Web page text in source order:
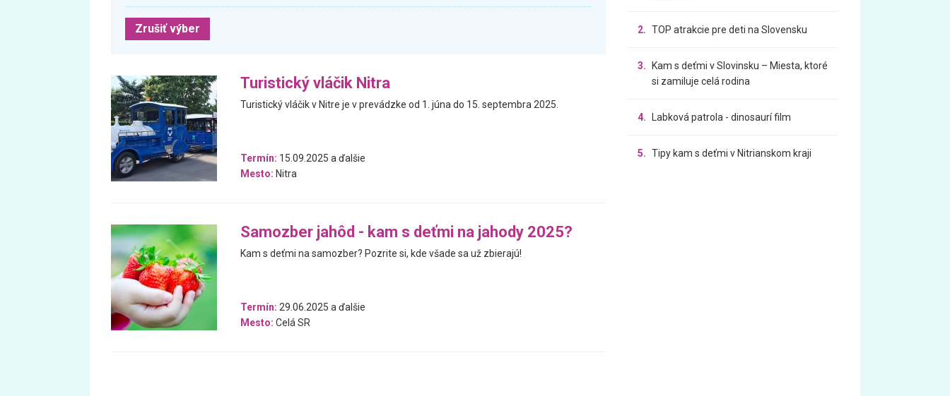
Zrušiť výber
Turistický vláčik Nitra
Turistický vláčik v Nitre je v prevádzke od 1. júna do 15. septembra 2025.
Termín: 15.09.2025 a ďalšie
Mesto: Nitra
Samozber jahôd - kam s deťmi na jahody 2025?
Kam s deťmi na samozber? Pozrite si, kde všade sa už zbierajú!
Termín: 29.06.2025 a ďalšie
Mesto: Celá SR
2. TOP atrakcie pre deti na Slovensku
3.
Kam s deťmi v Slovinsku – Miesta, ktoré
si zamiluje celá rodina
4. Labková patrola - dinosaurí film
5. Tipy kam s deťmi v Nitrianskom kraji